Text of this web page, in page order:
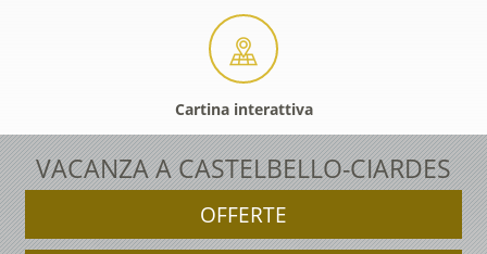
Cartina interattiva
VACANZA A CASTELBELLO-CIARDES
OFFERTE